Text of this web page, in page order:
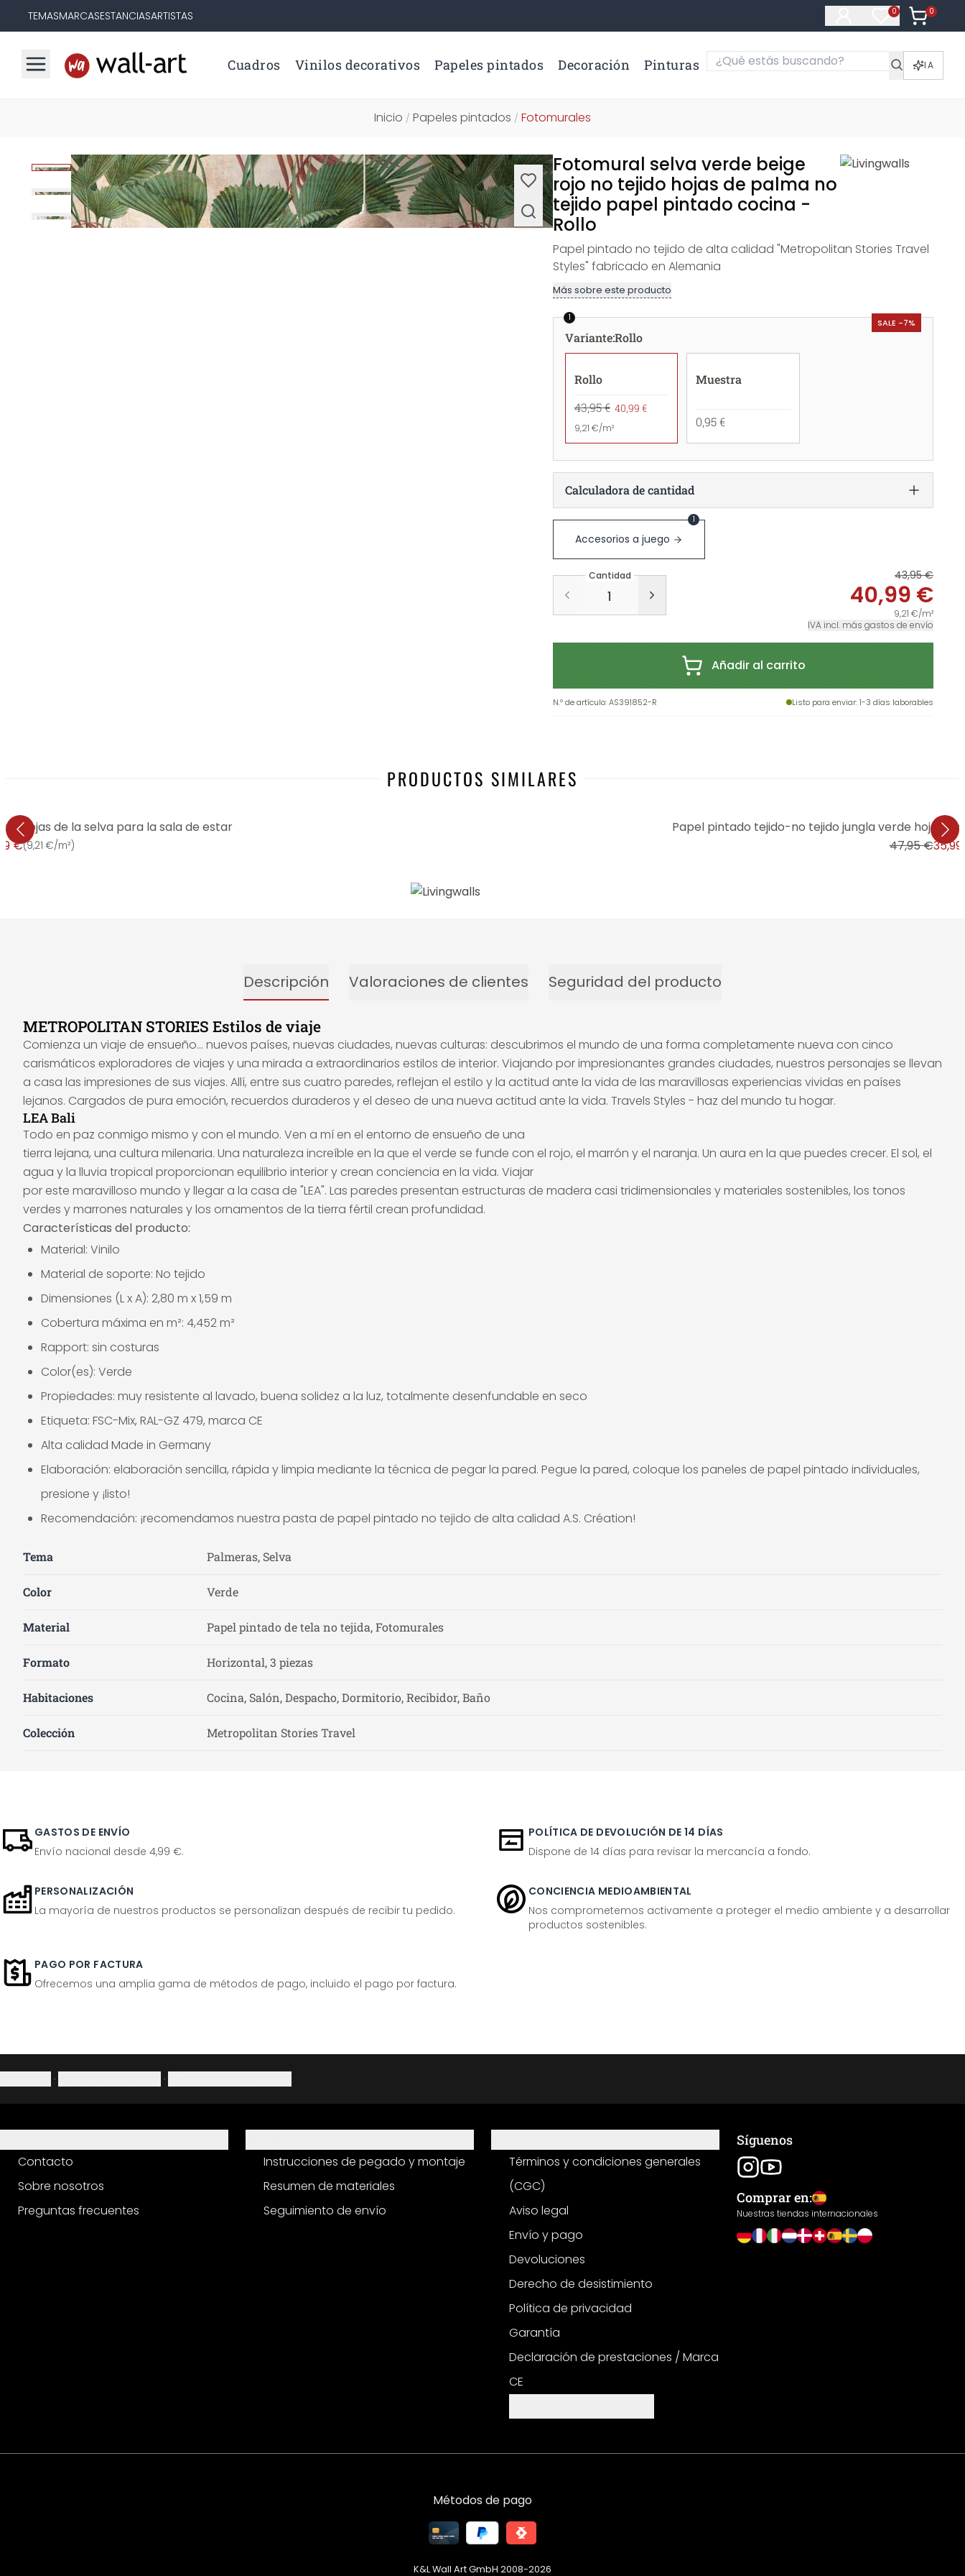
TEMASMARCASESTANCIASARTISTAS 0
Artículos en
0
Artículos
Cuadros Vinilos decorativos Papeles pintados Decoración Pinturas IA
Inicio / Papeles pintados / Fotomurales
Fotomural selva verde beige
rojo no tejido hojas de palma no
tejido papel pintado cocina -
Rollo
Papel pintado no tejido de alta calidad "Metropolitan Stories Travel
Styles" fabricado en Alemania
Más sobre este producto
SALE -7%
1
Variante:Rollo
Rollo
43,95 € 40,99 €
9,21 €/m²
Muestra
0,95 €
Calculadora de cantidad
Accesorios a juego
1
Cantidad 43,95 €
40,99 €
9,21 €/m²
IVA incl. más gastos de envío
Añadir al carrito
N.º de artículo:AS391852-R Listo para enviar: 1-3 días laborables
PRODUCTOS SIMILARES
rojas de la selva para la sala de estar
€(9,21 €/m²)
Papel pintado tejido-no tejido jungla verde hojas
47,95 €
Descripción Valoraciones de clientes Seguridad del producto
METROPOLITAN STORIES Estilos de viaje
Comienza un viaje de ensueño... nuevos países, nuevas ciudades, nuevas culturas: descubrimos el mundo de una forma completamente nueva con cinco
carismáticos exploradores de viajes y una mirada a extraordinarios estilos de interior. Viajando por impresionantes grandes ciudades, nuestros personajes se llevan
a casa las impresiones de sus viajes. Allí, entre sus cuatro paredes, reflejan el estilo y la actitud ante la vida de las maravillosas experiencias vividas en países
lejanos. Cargados de pura emoción, recuerdos duraderos y el deseo de una nueva actitud ante la vida. Travels Styles - haz del mundo tu hogar.
LEA Bali
Todo en paz conmigo mismo y con el mundo. Ven a mí en el entorno de ensueño de una
tierra lejana, una cultura milenaria. Una naturaleza increíble en la que el verde se funde con el rojo, el marrón y el naranja. Un aura en la que puedes crecer. El sol, el
agua y la lluvia tropical proporcionan equilibrio interior y crean conciencia en la vida. Viajar
por este maravilloso mundo y llegar a la casa de "LEA". Las paredes presentan estructuras de madera casi tridimensionales y materiales sostenibles, los tonos
verdes y marrones naturales y los ornamentos de la tierra fértil crean profundidad.
Características del producto:
Material: Vinilo
Material de soporte: No tejido
Dimensiones (L x A): 2,80 m x 1,59 m
Cobertura máxima en m²: 4,452 m²
Rapport: sin costuras
Color(es): Verde
Propiedades: muy resistente al lavado, buena solidez a la luz, totalmente desenfundable en seco
Etiqueta: FSC-Mix, RAL-GZ 479, marca CE
Alta calidad Made in Germany
Elaboración: elaboración sencilla, rápida y limpia mediante la técnica de pegar la pared. Pegue la pared, coloque los paneles de papel pintado individuales,
presione y ¡listo!
Recomendación: ¡recomendamos nuestra pasta de papel pintado no tejido de alta calidad A.S. Création!
Tema Palmeras, Selva
Color Verde
Material Papel pintado de tela no tejida, Fotomurales
Formato Horizontal, 3 piezas
Habitaciones Cocina, Salón, Despacho, Dormitorio, Recibidor, Baño
Colección Metropolitan Stories Travel
GASTOS DE ENVÍO
Envío nacional desde 4,99 €.
POLÍTICA DE DEVOLUCIÓN DE 14 DÍAS
Dispone de 14 días para revisar la mercancía a fondo.
PERSONALIZACIÓN
La mayoría de nuestros productos se personalizan después de recibir tu pedido.
CONCIENCIA MEDIOAMBIENTAL
Nos comprometemos activamente a proteger el medio ambiente y a desarrollar
productos sostenibles.
PAGO POR FACTURA
Ofrecemos una amplia gama de métodos de pago, incluido el pago por factura.
· ·
Contacto
Sobre nosotros
Preguntas frecuentes
Instrucciones de pegado y montaje
Resumen de materiales
Seguimiento de envío
Términos y condiciones generales
(CGC)
Aviso legal
Envío y pago
Devoluciones
Derecho de desistimiento
Política de privacidad
Garantía
Declaración de prestaciones / Marca
CE
Síguenos
Comprar en:
Nuestras tiendas internacionales
Métodos de pago
K&L Wall Art GmbH 2008-2026